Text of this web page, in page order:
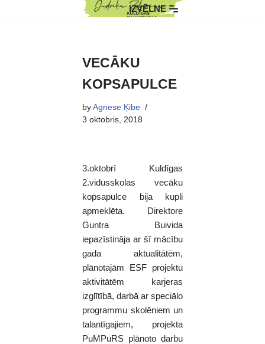
IZVĒLNE
VECĀKU
KOPSAPULCE
by Agnese Ķibe
3 oktobris, 2018
3.oktobrī Kuldīgas
2.vidusskolas vecāku
kopsapulce bija kupli
apmeklēta. Direktore
Guntra Buivida
iepazīstināja ar šī mācību
gada aktualitātēm,
plānotajām ESF projektu
aktivitātēm karjeras
izglītībā, darbā ar speciālo
programmu skolēniem un
talantīgajiem, projekta
PuMPuRS plānoto darbu